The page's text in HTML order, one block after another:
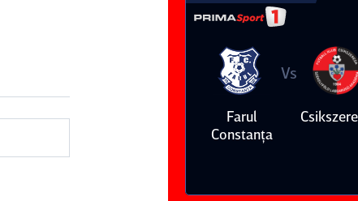
Farul
Dinamo
Vs
FC